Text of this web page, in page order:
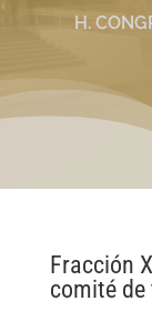
H.
Fracción
comité